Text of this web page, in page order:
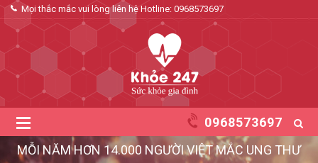
Mọi thắc mắc vui lòng liên hệ Hotline: 0968573697
0968573697
MỖI NĂM HƠN 14.000 NGƯỜI VIỆT MẮC UNG THƯ